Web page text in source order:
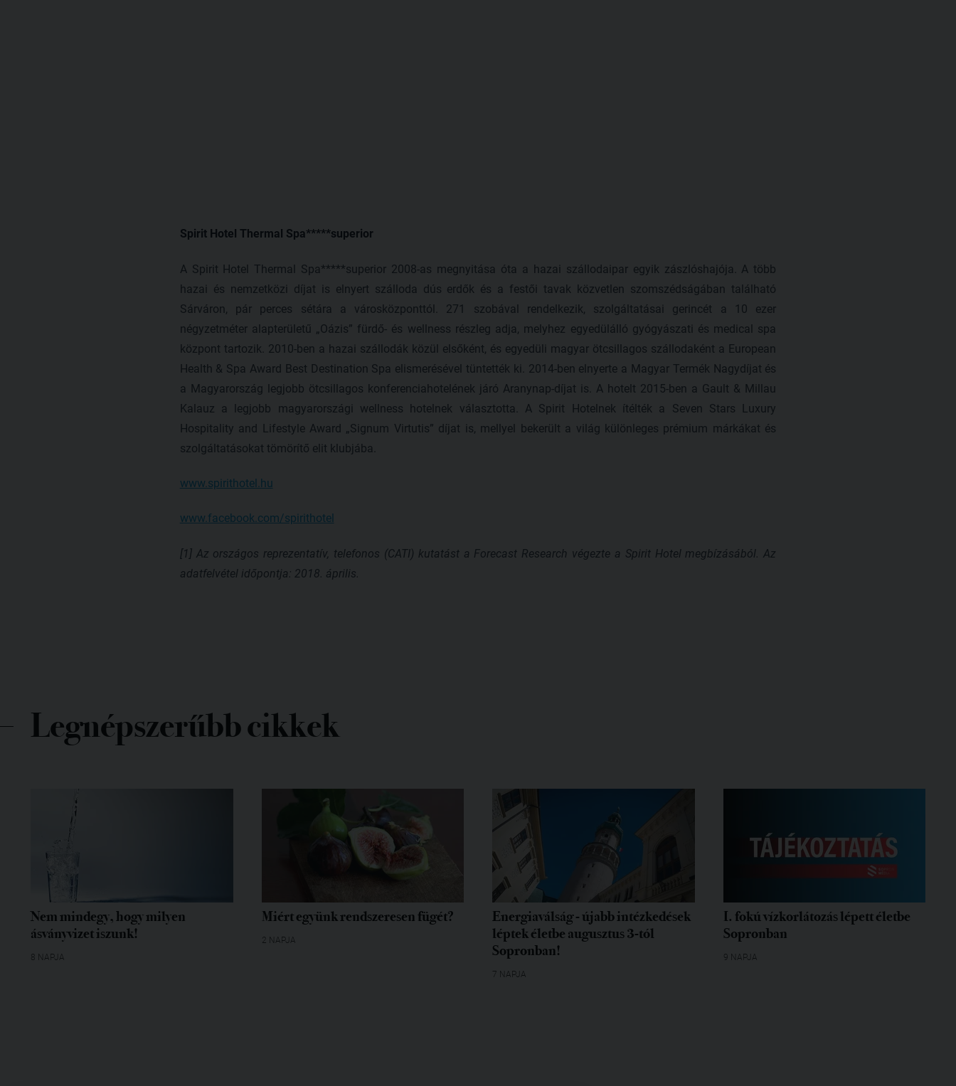
Spirit Hotel Thermal Spa*****superior
A Spirit Hotel Thermal Spa*****superior 2008-as megnyitása óta a hazai szállodaipar egyik zászlóshajója. A több
hazai és nemzetközi díjat is elnyert szálloda dús erdők és a festői tavak közvetlen szomszédságában található
Sárváron, pár perces sétára a városközponttól. 271 szobával rendelkezik, szolgáltatásai gerincét a 10 ezer
négyzetméter alapterületű „Oázis” fürdő- és wellness részleg adja, melyhez egyedülálló gyógyászati és medical spa
központ tartozik. 2010-ben a hazai szállodák közül elsőként, és egyedüli magyar ötcsillagos szállodaként a European
Health & Spa Award Best Destination Spa elismerésével tüntették ki. 2014-ben elnyerte a Magyar Termék Nagydíjat és
a Magyarország legjobb ötcsillagos konferenciahotelének járó Aranynap-díjat is. A hotelt 2015-ben a Gault & Millau
Kalauz a legjobb magyarországi wellness hotelnek választotta. A Spirit Hotelnek ítélték a Seven Stars Luxury
Hospitality and Lifestyle Award „Signum Virtutis” díjat is, mellyel bekerült a világ különleges prémium márkákat és
szolgáltatásokat tömörítő elit klubjába.
www.spirithotel.hu
www.facebook.com/spirithotel
[1] Az országos reprezentatív, telefonos (CATI) kutatást a Forecast Research végezte a Spirit Hotel megbízásából. Az
adatfelvétel időpontja: 2018. április.
Legnépszerűbb cikkek
Nem mindegy, hogy milyen
ásványvizet iszunk!
8 NAPJA
Miért együnk rendszeresen fügét?
2 NAPJA
Energiaválság - újabb intézkedések
léptek életbe augusztus 3-tól
Sopronban!
7 NAPJA
I. fokú vízkorlátozás lépett életbe
Sopronban
9 NAPJA